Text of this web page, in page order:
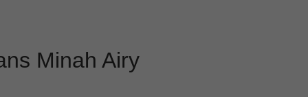
Minah Airy